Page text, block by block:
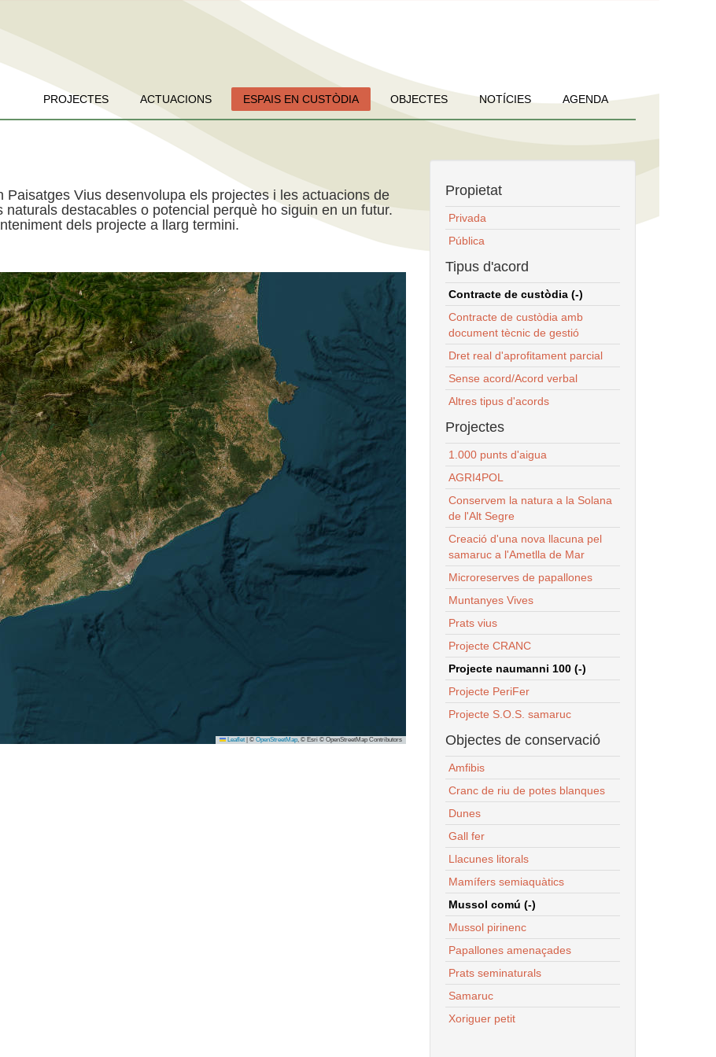
PROJECTES ACTUACIONS ESPAIS EN CUSTÒDIA OBJECTES NOTÍCIES AGENDA
Paisatges Vius desenvolupa els projectes i les actuacions de
destacables o potencial perquè ho siguin en un futur.
dels projecte a llarg termini.
Leaflet © OpenStreetMap, © Esri © OpenStreetMap Contributors
Propietat
Privada
Pública
Tipus d'acord
Contracte de custòdia (-)
Contracte de custòdia amb
document tècnic de gestió
Dret real d'aprofitament parcial
Sense acord/Acord verbal
Altres tipus d'acords
Projectes
1.000 punts d'aigua
AGRI4POL
Conservem la natura a la Solana
de l'Alt Segre
Creació d'una nova llacuna pel
samaruc a l'Ametlla de Mar
Microreserves de papallones
Muntanyes Vives
Prats vius
Projecte CRANC
Projecte naumanni 100 (-)
Projecte PeriFer
Projecte S.O.S. samaruc
Objectes de conservació
Amfibis
Cranc de riu de potes blanques
Dunes
Gall fer
Llacunes litorals
Mamífers semiaquàtics
Mussol comú (-)
Mussol pirinenc
Papallones amenaçades
Prats seminaturals
Samaruc
Xoriguer petit